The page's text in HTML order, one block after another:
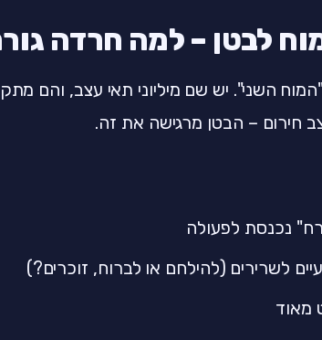
לבטן – למה חרדה
השני". יש שם מיליוני תאי עצב, והם
חירום – הבטן מרגישה את זה.
נכנסת לפעולה
לשרירים (להילחם או לברוח, זוכרים?)
מאוד